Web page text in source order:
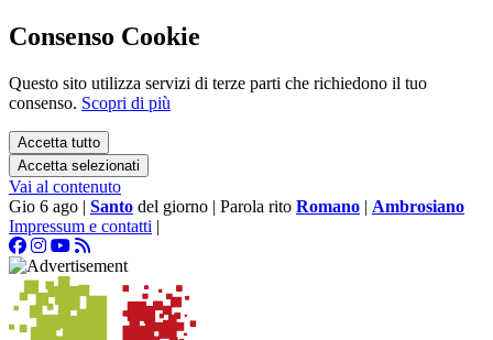
Consenso Cookie
Questo sito utilizza servizi di terze parti che richiedono il tuo
consenso. Scopri di più
Accetta tutto
Accetta selezionati
Vai al contenuto
Gio 6 ago | Santo del giorno | Parola rito Romano | Ambrosiano
Impressum e contatti |